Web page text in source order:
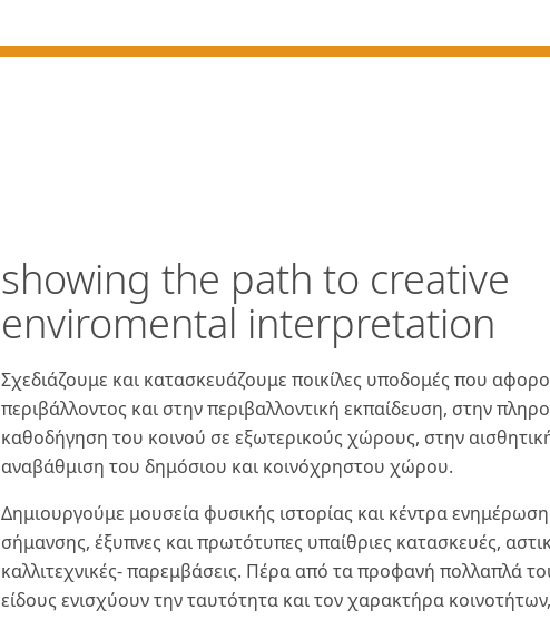
showing the path to creative
enviromental interpretation
Σχεδιάζουμε και κατασκευάζουμε ποικίλες υποδομές που
περιβάλλοντος και στην περιβαλλοντική εκπαίδευση, στην
καθοδήγηση του κοινού σε εξωτερικούς χώρους, στην αισθητική
αναβάθμιση του δημόσιου και κοινόχρηστου χώρου.
Δημιουργούμε μουσεία φυσικής ιστορίας και κέντρα
σήμανσης, έξυπνες και πρωτότυπες υπαίθριες κατασκευές,
καλλιτεχνικές- παρεμβάσεις. Πέρα από τα προφανή πολλαπλά
είδους ενισχύουν την ταυτότητα και τον χαρακτήρα